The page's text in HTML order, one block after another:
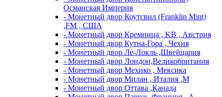
Османская Империя
- Монетный двор Коутсвил (Franklin Mint)
,FM , США
- Монетный двор Кремница , KB , Австрия
- Монетный двор Кутна-Гора , Чехия
- Монетный двор Ле-Локль ,Швейцария
- Монетный двор Лондон,Великобритания
- Монетный двор Мехико , Мексика
- Монетный двор Милан , Италия ,M
- Монетный двор Оттава ,Канада